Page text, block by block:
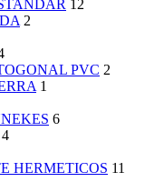
12
2
PVC 2
1
6
4
HERMETICOS 11